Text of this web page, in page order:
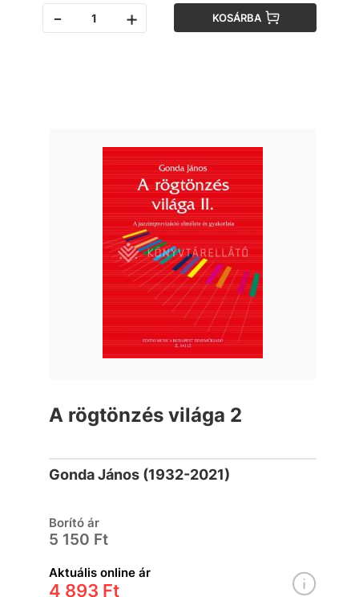
- + KOSÁRBA
A rögtönzés világa 2
Gonda János (1932-2021)
Borító ár
5 150 Ft
Aktuális online ár
4 893 Ft